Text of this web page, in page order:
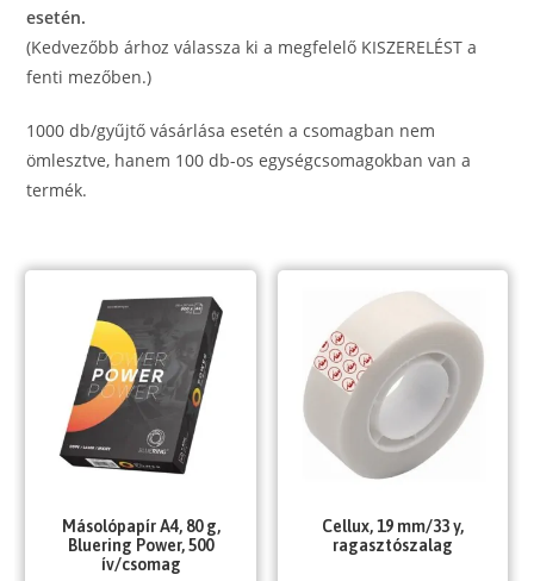
esetén.
(Kedvezőbb árhoz válassza ki a megfelelő KISZERELÉST a
fenti mezőben.)
1000 db/gyűjtő vásárlása esetén a csomagban nem
ömlesztve, hanem 100 db-os egységcsomagokban van a
termék.
Másolópapír A4, 80 g,
Bluering Power, 500
ív/csomag
Cellux, 19 mm/33 y,
ragasztószalag